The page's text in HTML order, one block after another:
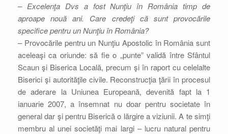
– Excelenţa Dvs a fost Nunţiu în România timp de
aproape nouă ani. Care credeţi că sunt provocările
specifice pentru un Nunţiu în România?
– Provocările pentru un Nunţiu Apostolic în România sunt
aceleaşi ca oriunde: să fie o „punte” validă între Sfântul
Scaun şi Biserica Locală, precum şi în raport cu celelalte
Biserici şi autorităţile civile. Reconstrucţia ţării în procesul
de aderare la Uniunea Europeană, devenită fapt la 1
ianuarie 2007, a însemnat nu doar pentru societate în
general dar şi pentru Biserică o lărgire a viziunii. A te simţi
membru al unei societăţi mai largi – lucru natural pentru